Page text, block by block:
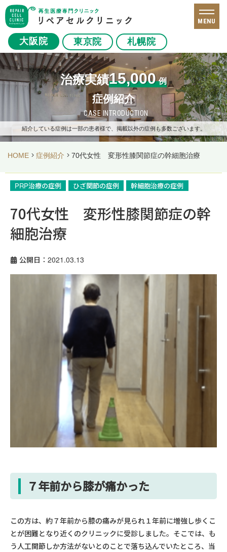
大阪院 東京院 札幌院
MENU
治療実績15,000 例
症例紹介
CASE INTRODUCTION
紹介している症例は一部の患者様で、掲載以外の症例も多数ございます。
HOME 症例紹介 70代女性 変形性膝関節症の幹細胞治療
PRP治療の症例 ひざ関節の症例 幹細胞治療の症例
70代女性 変形性膝関節症の幹
細胞治療
公開日：2021.03.13
７年前から膝が痛かった
この方は、約７年前から膝の痛みが見られ１年前に増強し歩くこ
とが困難となり近くのクリニックに受診しました。そこでは、も
う人工関節しか方法がないとのことで落ち込んでいたところ、当